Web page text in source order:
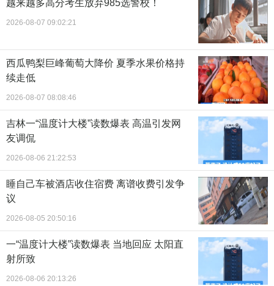
越来越多高分考生放弃985选警校！
2026-08-07 09:02:21
西瓜鸭梨巨峰葡萄大降价 夏季水果价格持
续走低
2026-08-07 08:08:46
吉林一“温度计大楼”读数爆表 高温引发网
友调侃
2026-08-06 21:22:53
睡自己车被酒店收住宿费 离谱收费引发争
议
2026-08-05 20:50:16
一“温度计大楼”读数爆表 当地回应 太阳直
射所致
2026-08-06 20:13:26